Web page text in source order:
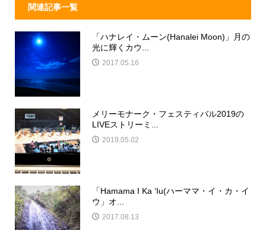
関連記事一覧
「ハナレイ・ムーン(Hanalei Moon)」月の
光に輝くカウ...
2017.05.16
メリーモナーク・フェスティバル2019の
LIVEストリーミ...
2019.05.02
「Hamama I Ka ‘Iu(ハーママ・イ・カ・イ
ウ」オ...
2017.08.13